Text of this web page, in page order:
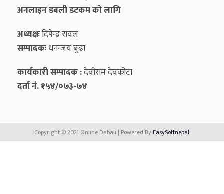
अनलाइन डबली डटकम को लागि
अध्यक्षःदिपेन्द्र रावल
सम्पादकःधनन्‍जय बुढा
कार्यकारी सम्पादक :देवीराम देवकोटा
दर्ता नं. १५४/०७३-७४
Copyright © 2021 Online Dabali | Powered ByEasySoftnepal